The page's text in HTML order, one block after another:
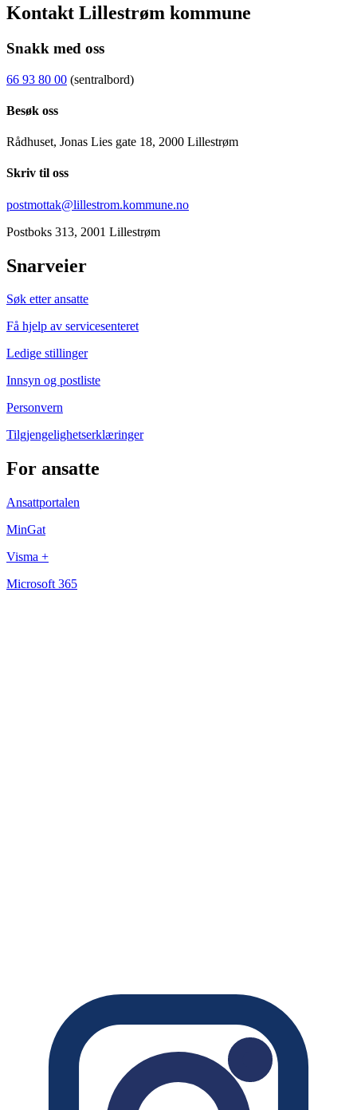
Kontakt Lillestrøm kommune
Snakk med oss
66 93 80 00 (sentralbord)
Besøk oss
Rådhuset, Jonas Lies gate 18, 2000 Lillestrøm
Skriv til oss
postmottak@lillestrom.kommune.no
Postboks 313, 2001 Lillestrøm
Snarveier
Søk etter ansatte
Få hjelp av servicesenteret
Ledige stillinger
Innsyn og postliste
Personvern
Tilgjengelighetserklæringer
For ansatte
Ansattportalen
MinGat
Visma +
Microsoft 365